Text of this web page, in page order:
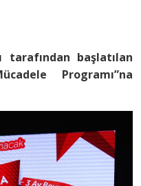
tarafından başlatılan
Programı”na